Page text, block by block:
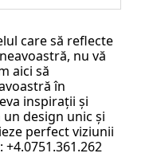
care să reflecte
nu vă
aici să
în
inspirații și
design unic și
perfect viziunii